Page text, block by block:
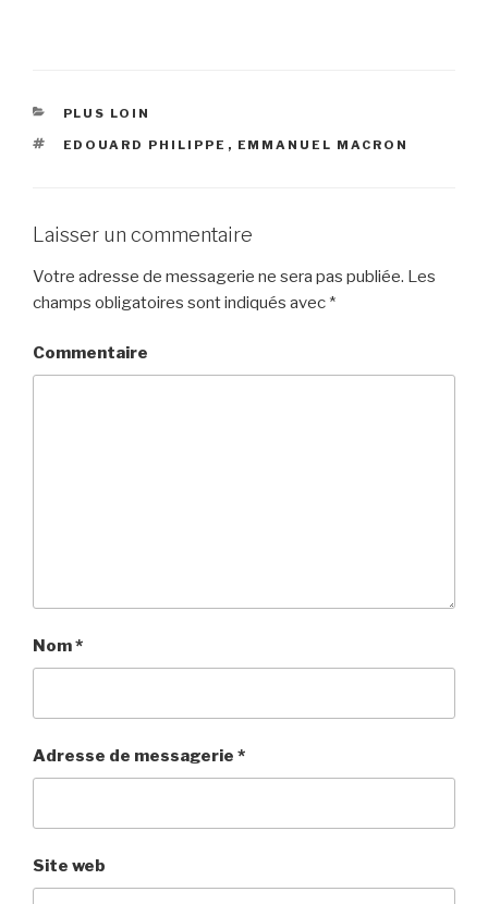
CATÉGORIES
PLUS LOIN
ÉTIQUETTES
EDOUARD PHILIPPE , EMMANUEL MACRON
Laisser un commentaire
Votre adresse de messagerie ne sera pas publiée. Les
champs obligatoires sont indiqués avec *
Commentaire
Nom*
Adresse de messagerie *
Site web